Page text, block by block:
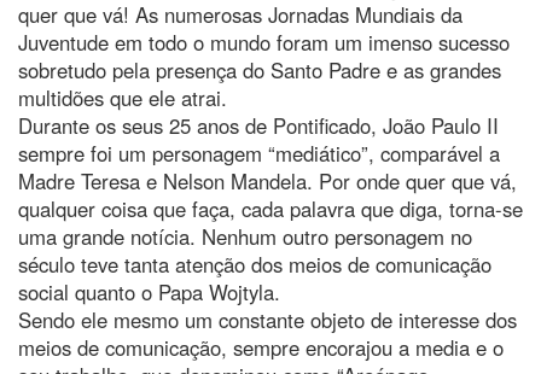
quer que vá! As numerosas Jornadas Mundiais da
Juventude em todo o mundo foram um imenso sucesso
sobretudo pela presença do Santo Padre e as grandes
multidões que ele atrai.
Durante os seus 25 anos de Pontificado, João Paulo II
sempre foi um personagem “mediático”, comparável a
Madre Teresa e Nelson Mandela. Por onde quer que vá,
qualquer coisa que faça, cada palavra que diga, torna-se
uma grande notícia. Nenhum outro personagem no
século teve tanta atenção dos meios de comunicação
social quanto o Papa Wojtyla.
Sendo ele mesmo um constante objeto de interesse dos
meios de comunicação, sempre encorajou a media e o